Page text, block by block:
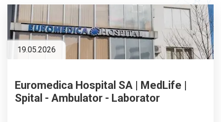
19.05.2026
Euromedica Hospital SA | MedLife |
Spital - Ambulator - Laborator